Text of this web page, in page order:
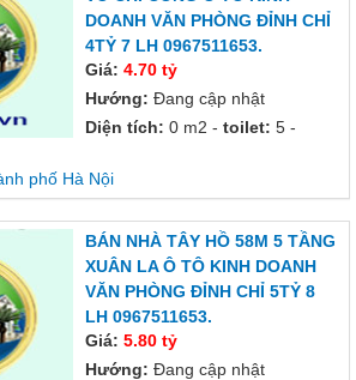
DOANH VĂN PHÒNG ĐỈNH CHỈ
4TỶ 7 LH 0967511653.
Giá: 4.70 tỷ
Hướng: Đang cập nhật
Diện tích: 0 m2 - toilet: 5 -
phố Hà Nội
BÁN NHÀ TÂY HỒ 58M 5 TẦNG
XUÂN LA Ô TÔ KINH DOANH
VĂN PHÒNG ĐỈNH CHỈ 5TỶ 8
LH 0967511653.
Giá: 5.80 tỷ
Hướng: Đang cập nhật